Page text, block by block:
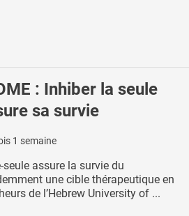
: Inhiber la seule
sa survie
1 semaine
assure la survie du
une cible thérapeutique en
de l’Hebrew University of ...